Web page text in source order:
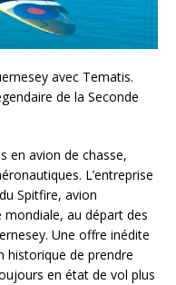
avec Tematis.
de la Seconde
en avion de chasse,
L’entreprise
Spitfire, avion
au départ des
Une offre inédite
historique de prendre
en état de vol plus